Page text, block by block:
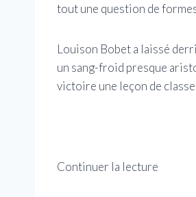
tout une question de
Louison Bobet a laissé
un sang-froid presque
victoire une leçon de
Continuer la lecture